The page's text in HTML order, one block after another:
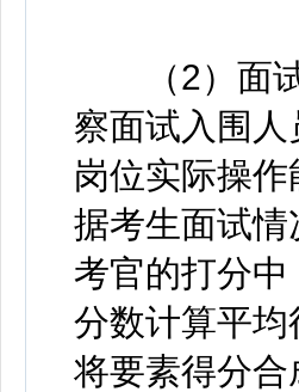
（2）面试
察面试入围
岗位实际操
据考生面试
考官的打分
分数计算平
将要素得分